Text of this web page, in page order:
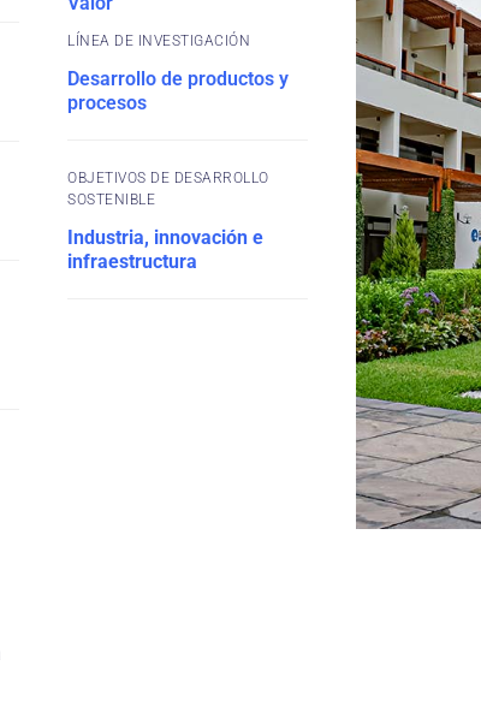
Desarrollo de productos y
procesos
OBJETIVOS DE DESARROLLO
SOSTENIBLE
Industria, innovación e
infraestructura